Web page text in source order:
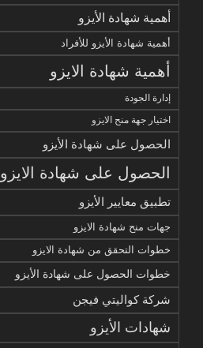
أهمية شهادة الأيزو
أهمية شهادة الأيزو للأفراد
أهمية شهادة الايزو
إدارة الجودة
اختيار جهة منح الايزو
الحصول على شهادة الأيزو
الحصول على شهادة الايزو
تطبيق معايير الأيزو
جهات منح شهادة الايزو
خطوات التحقق من شهادة الايزو
خطوات الحصول على شهادة الأيزو
شركة كواليتي فيجن
شهادات الأيزو